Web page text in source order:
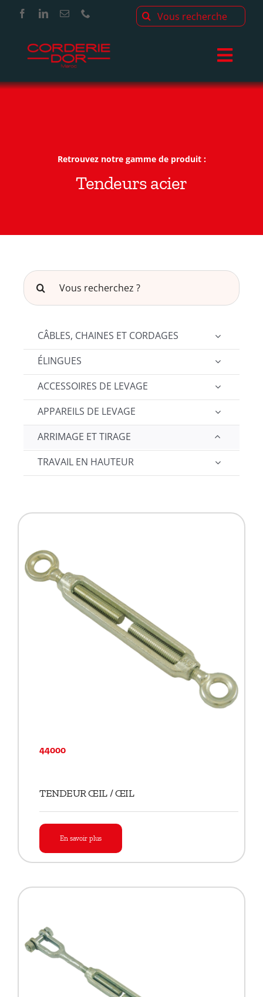
Passer
Rechercher:
Contact
Retrouvez notre gamme de produit :
Tendeurs acier
Rechercher:
CÂBLES, CHAINES ET CORDAGES
ÉLINGUES
ACCESSOIRES DE LEVAGE
APPAREILS DE LEVAGE
ARRIMAGE ET TIRAGE
TRAVAIL EN HAUTEUR
TENDEUR ŒIL / ŒIL
44000
TENDEUR ŒIL / ŒIL
En savoir plus